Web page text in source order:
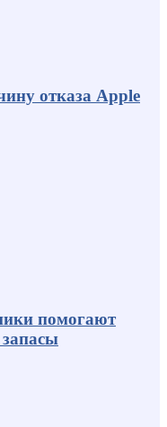
отказа Apple
помогают